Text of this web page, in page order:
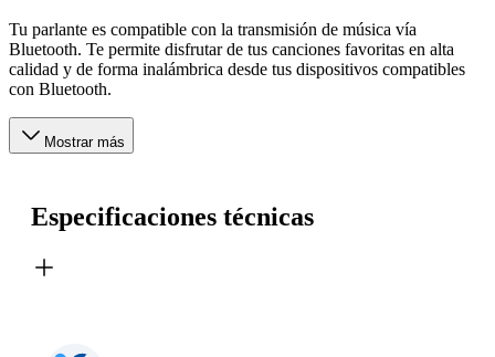
Tu parlante es compatible con la transmisión de música vía
Bluetooth. Te permite disfrutar de tus canciones favoritas en alta
calidad y de forma inalámbrica desde tus dispositivos compatibles
con Bluetooth.
Mostrar más
Especificaciones técnicas